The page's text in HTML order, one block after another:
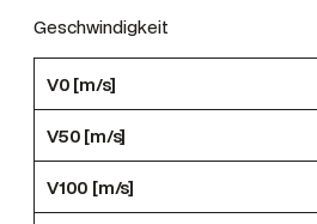
Geschwindigkeit
V0 [m/s]
V50 [m/s]
V100 [m/s]